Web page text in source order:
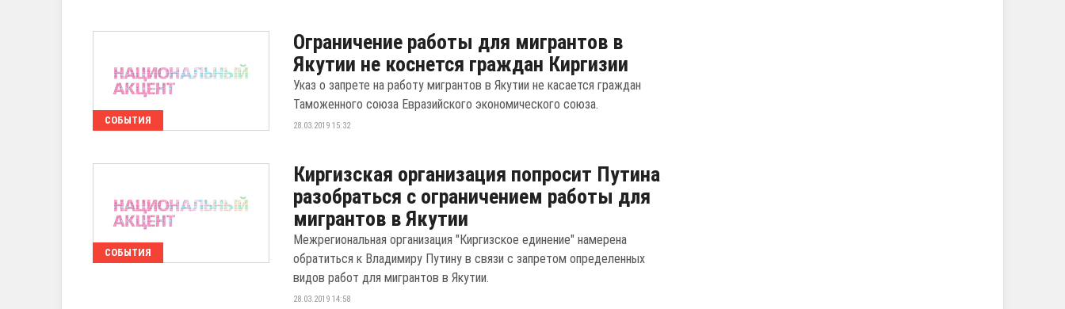
СОБЫТИЯ
Ограничение работы для мигрантов в
Якутии не коснется граждан Киргизии
Указ о запрете на работу мигрантов в Якутии не касается граждан
Таможенного союза Евразийского экономического союза.
28.03.2019 15:32
СОБЫТИЯ
Киргизская организация попросит Путина
разобраться с ограничением работы для
мигрантов в Якутии
Межрегиональная организация "Киргизское единение" намерена
обратиться к Владимиру Путину в связи с запретом определенных
видов работ для мигрантов в Якутии.
28.03.2019 14:58